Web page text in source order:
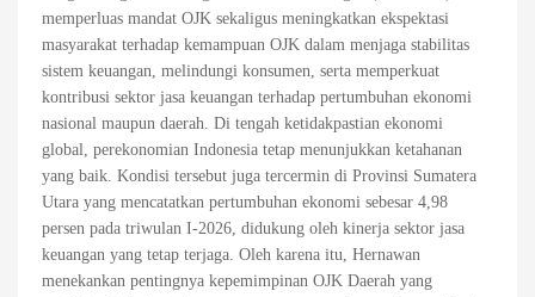
memperluas mandat OJK sekaligus meningkatkan ekspektasi
masyarakat terhadap kemampuan OJK dalam menjaga stabilitas
sistem keuangan, melindungi konsumen, serta memperkuat
kontribusi sektor jasa keuangan terhadap pertumbuhan ekonomi
nasional maupun daerah. Di tengah ketidakpastian ekonomi
global, perekonomian Indonesia tetap menunjukkan ketahanan
yang baik. Kondisi tersebut juga tercermin di Provinsi Sumatera
Utara yang mencatatkan pertumbuhan ekonomi sebesar 4,98
persen pada triwulan I-2026, didukung oleh kinerja sektor jasa
keuangan yang tetap terjaga. Oleh karena itu, Hernawan
menekankan pentingnya kepemimpinan OJK Daerah yang